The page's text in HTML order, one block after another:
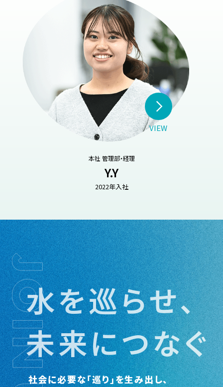
VIEW
本社 管理部・経理
Y.Y
2022年入社
水を巡らせ、
未来につなぐ
社会に必要な「巡り」を生み出し、